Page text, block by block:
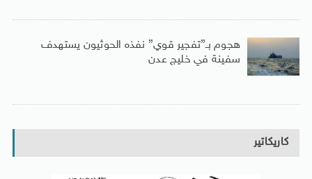
هجوم بـ”تفجير قوي” نفذه الحوثيون يستهدف
سفينة في خليج عدن
كاريكاتير